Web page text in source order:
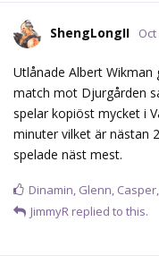
ShengLongII
Utlånade Albert
match mot Djurgården
spelar kopiöst mycket i
minuter vilket är nästan
spelade näst mest.
Dinamin, Glenn, Casper
JimmyR replied to this.